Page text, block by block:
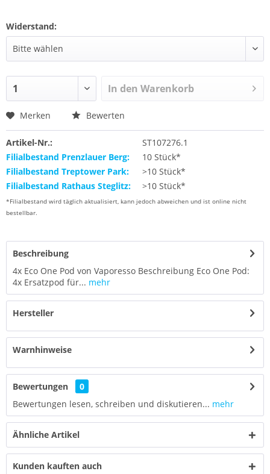
Widerstand:
In den Warenkorb
Merken Bewerten
Artikel-Nr.:
ST107276.1
Filialbestand Prenzlauer Berg:
10 Stück*
Filialbestand Treptower Park:
>10 Stück*
Filialbestand Rathaus Steglitz:
>10 Stück*
*Filialbestand wird täglich aktualisiert, kann jedoch abweichen und ist online nicht
bestellbar.
Beschreibung
4x Eco One Pod von Vaporesso Beschreibung Eco One Pod:
4x Ersatzpod für... mehr
Hersteller
Warnhinweise
Bewertungen
0
Bewertungen lesen, schreiben und diskutieren... mehr
Ähnliche Artikel
Kunden kauften auch